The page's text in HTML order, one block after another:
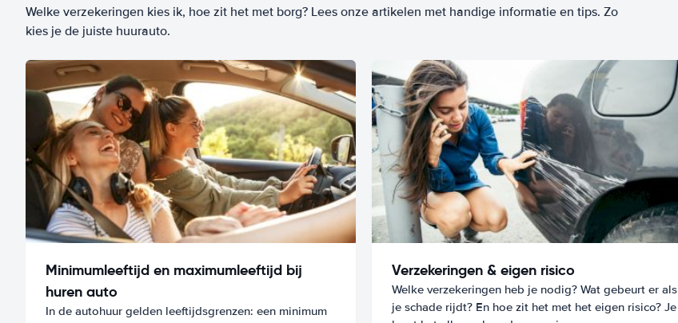
Welke verzekeringen kies ik, hoe zit het met borg? Lees onze artikelen met handige informatie en tips. Zo
kies je de juiste huurauto.
Minimumleeftijd en maximumleeftijd bij
huren auto
In de autohuur gelden leeftijdsgrenzen: een minimum
Verzekeringen & eigen risico
Welke verzekeringen heb je nodig? Wat gebeurt er als
je schade rijdt? En hoe zit het met het eigen risico? Je